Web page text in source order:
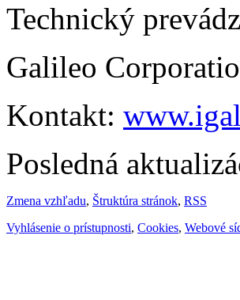
Technický
Galileo
Kontakt:
Posledná
Zmena vzhľadu, Štruktúra stránok, RSS
Vyhlásenie o prístupnosti, Cookies, Webové